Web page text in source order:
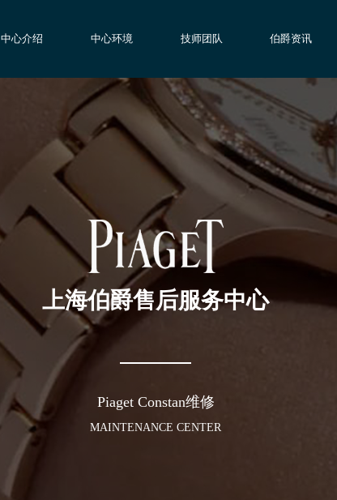
中心介绍 中心环境 技师团队 伯爵资讯
上海伯爵售后服务中心
Piaget Constan维修
MAINTENANCE CENTER